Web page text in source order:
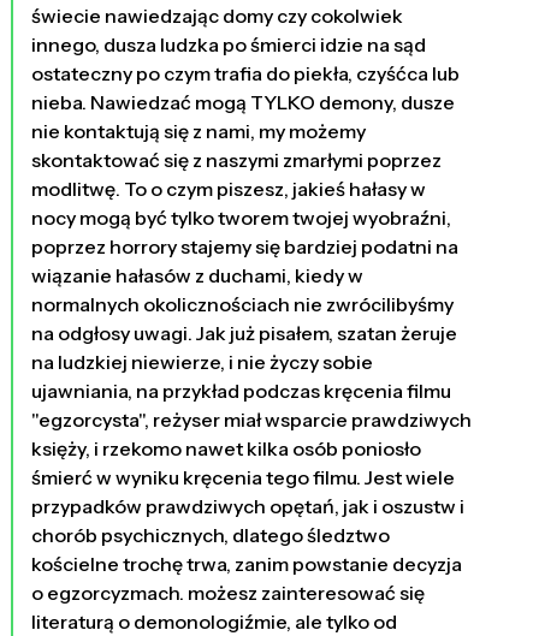
świecie nawiedzając domy czy cokolwiek
innego, dusza ludzka po śmierci idzie na sąd
ostateczny po czym trafia do piekła, czyśćca lub
nieba. Nawiedzać mogą TYLKO demony, dusze
nie kontaktują się z nami, my możemy
skontaktować się z naszymi zmarłymi poprzez
modlitwę. To o czym piszesz, jakieś hałasy w
nocy mogą być tylko tworem twojej wyobraźni,
poprzez horrory stajemy się bardziej podatni na
wiązanie hałasów z duchami, kiedy w
normalnych okolicznościach nie zwrócilibyśmy
na odgłosy uwagi. Jak już pisałem, szatan żeruje
na ludzkiej niewierze, i nie życzy sobie
ujawniania, na przykład podczas kręcenia filmu
"egzorcysta", reżyser miał wsparcie prawdziwych
księży, i rzekomo nawet kilka osób poniosło
śmierć w wyniku kręcenia tego filmu. Jest wiele
przypadków prawdziwych opętań, jak i oszustw i
chorób psychicznych, dlatego śledztwo
kościelne trochę trwa, zanim powstanie decyzja
o egzorcyzmach. możesz zainteresować się
literaturą o demonologiźmie, ale tylko od